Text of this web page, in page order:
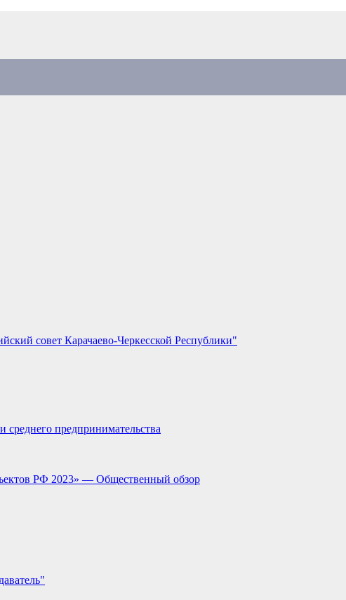
совет Карачаево-Черкесской Республики"
среднего предпринимательства
РФ 2023» — Общественный обзор